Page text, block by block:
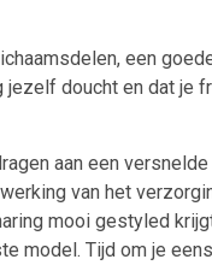
een
doucht en dat je
aan een
van het
mooi gestyled
model. Tijd om je